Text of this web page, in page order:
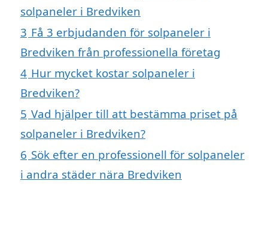
solpaneler i Bredviken
3 Få 3 erbjudanden för solpaneler i
Bredviken från professionella företag
4 Hur mycket kostar solpaneler i
Bredviken?
5 Vad hjälper till att bestämma priset på
solpaneler i Bredviken?
6 Sök efter en professionell för solpaneler
i andra städer nära Bredviken